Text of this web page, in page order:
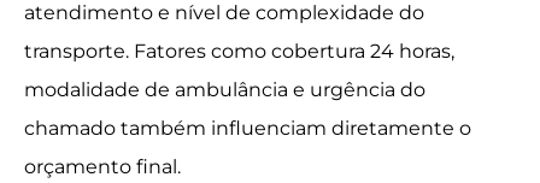
atendimento e nível de complexidade do
transporte. Fatores como cobertura 24 horas,
modalidade de ambulância e urgência do
chamado também influenciam diretamente o
orçamento final.